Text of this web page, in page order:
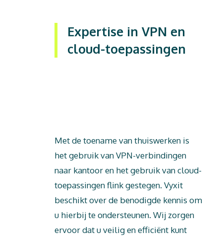
Expertise in VPN en
cloud-toepassingen
Met de toename van thuiswerken is
het gebruik van VPN-verbindingen
naar kantoor en het gebruik van cloud-
toepassingen flink gestegen. Vyxit
beschikt over de benodigde kennis om
u hierbij te ondersteunen. Wij zorgen
ervoor dat u veilig en efficiënt kunt